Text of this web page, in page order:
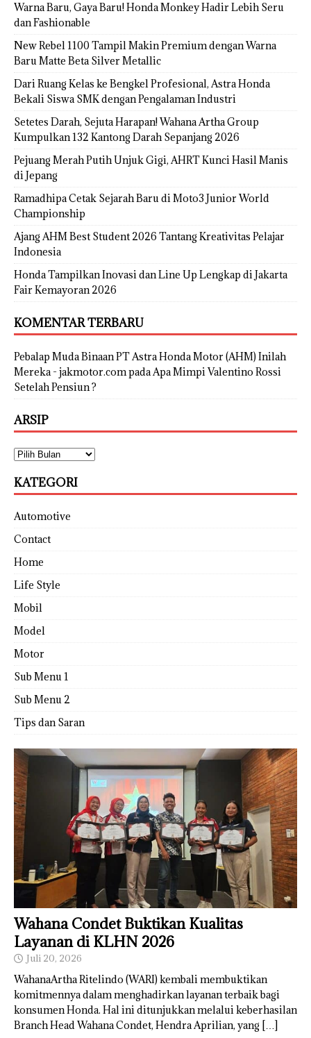
Warna Baru, Gaya Baru! Honda Monkey Hadir Lebih Seru
dan Fashionable
New Rebel 1100 Tampil Makin Premium dengan Warna
Baru Matte Beta Silver Metallic
Dari Ruang Kelas ke Bengkel Profesional, Astra Honda
Bekali Siswa SMK dengan Pengalaman Industri
Setetes Darah, Sejuta Harapan! Wahana Artha Group
Kumpulkan 132 Kantong Darah Sepanjang 2026
Pejuang Merah Putih Unjuk Gigi, AHRT Kunci Hasil Manis
di Jepang
Ramadhipa Cetak Sejarah Baru di Moto3 Junior World
Championship
Ajang AHM Best Student 2026 Tantang Kreativitas Pelajar
Indonesia
Honda Tampilkan Inovasi dan Line Up Lengkap di Jakarta
Fair Kemayoran 2026
KOMENTAR TERBARU
Pebalap Muda Binaan PT Astra Honda Motor (AHM) Inilah
Mereka - jakmotor.compadaApa Mimpi Valentino Rossi
Setelah Pensiun ?
ARSIP
KATEGORI
Automotive
Contact
Home
Life Style
Mobil
Model
Motor
Sub Menu 1
Sub Menu 2
Tips dan Saran
Wahana Condet Buktikan Kualitas
Layanan di KLHN 2026
Juli 20, 2026
WahanaArtha Ritelindo (WARI) kembali membuktikan
komitmennya dalam menghadirkan layanan terbaik bagi
konsumen Honda. Hal ini ditunjukkan melalui keberhasilan
Branch Head Wahana Condet, Hendra Aprilian, yang […]